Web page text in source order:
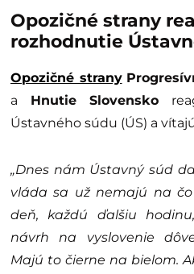
Opozičné strany
rozhodnutie
Opozičné strany
a Hnutie Slovensko
Ústavného súdu (ÚS) a
„Dnes nám Ústavný súd
vláda sa už nemajú na
deň, každú ďalšiu
návrh na vyslovenie
Majú to čierne na bielom.